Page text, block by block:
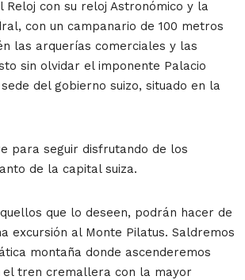
con su reloj Astronómico y la
con un campanario de 100 metros
las arquerías comerciales y las
sin olvidar el imponente Palacio
del gobierno suizo, situado en la
para seguir disfrutando de los
de la capital suiza.
que lo deseen, podrán hacer de
excursión al Monte Pilatus. Saldremos
montaña donde ascenderemos
el tren cremallera con la mayor